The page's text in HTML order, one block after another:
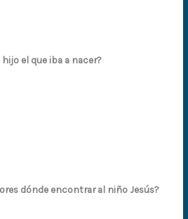
el que iba a nacer?
dónde encontrar al niño Jesús?